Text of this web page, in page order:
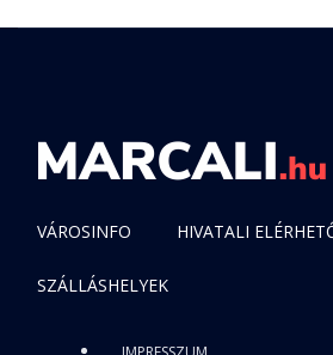
VÁROSINFO HIVATALI
SZÁLLÁSHELYEK